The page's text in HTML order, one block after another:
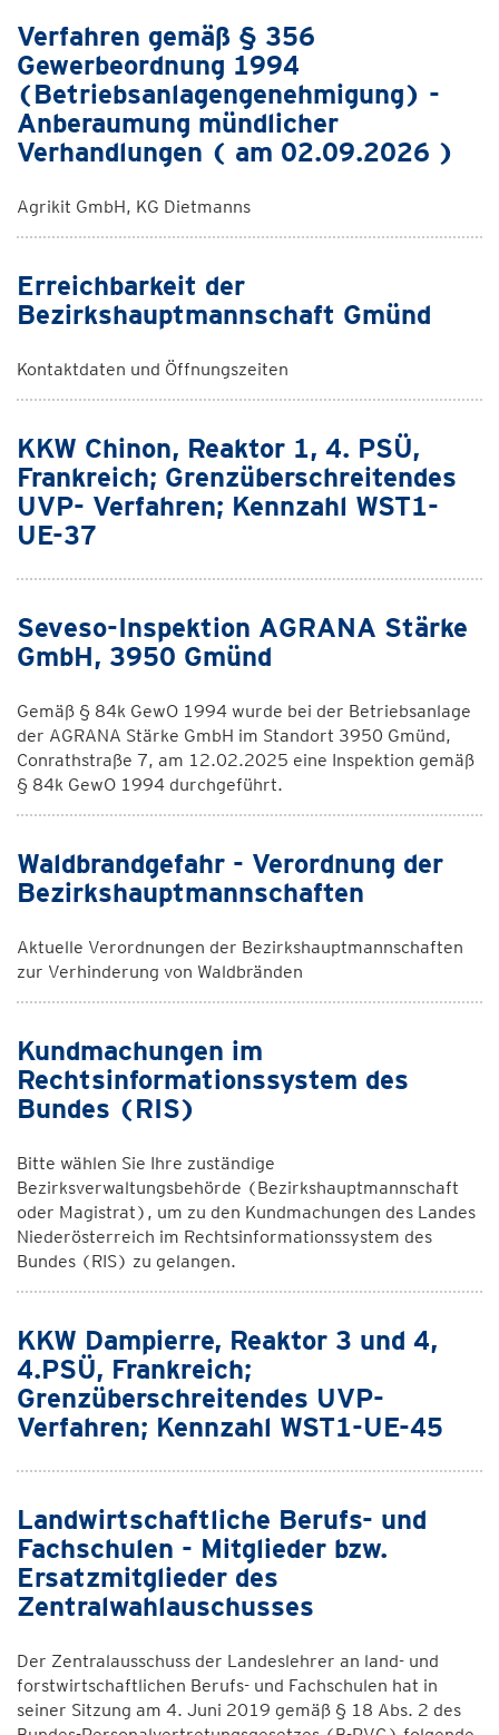
Verfahren gemäß § 356
Gewerbeordnung 1994
(Betriebsanlagengenehmigung) -
Anberaumung mündlicher
Verhandlungen ( am 02.09.2026 )
Agrikit GmbH, KG Dietmanns
Erreichbarkeit der
Bezirkshauptmannschaft Gmünd
Kontaktdaten und Öffnungszeiten
KKW Chinon, Reaktor 1, 4. PSÜ,
Frankreich; Grenzüberschreitendes
UVP- Verfahren; Kennzahl WST1-
UE-37
Seveso-Inspektion AGRANA Stärke
GmbH, 3950 Gmünd
Gemäß § 84k GewO 1994 wurde bei der Betriebsanlage
der AGRANA Stärke GmbH im Standort 3950 Gmünd,
Conrathstraße 7, am 12.02.2025 eine Inspektion gemäß
§ 84k GewO 1994 durchgeführt.
Waldbrandgefahr - Verordnung der
Bezirkshauptmannschaften
Aktuelle Verordnungen der Bezirkshauptmannschaften
zur Verhinderung von Waldbränden
Kundmachungen im
Rechtsinformationssystem des
Bundes (RIS)
Bitte wählen Sie Ihre zuständige
Bezirksverwaltungsbehörde (Bezirkshauptmannschaft
oder Magistrat), um zu den Kundmachungen des Landes
Niederösterreich im Rechtsinformationssystem des
Bundes (RIS) zu gelangen.
KKW Dampierre, Reaktor 3 und 4,
4.PSÜ, Frankreich;
Grenzüberschreitendes UVP-
Verfahren; Kennzahl WST1-UE-45
Landwirtschaftliche Berufs- und
Fachschulen - Mitglieder bzw.
Ersatzmitglieder des
Zentralwahlauschusses
Der Zentralausschuss der Landeslehrer an land- und
forstwirtschaftlichen Berufs- und Fachschulen hat in
seiner Sitzung am 4. Juni 2019 gemäß § 18 Abs. 2 des